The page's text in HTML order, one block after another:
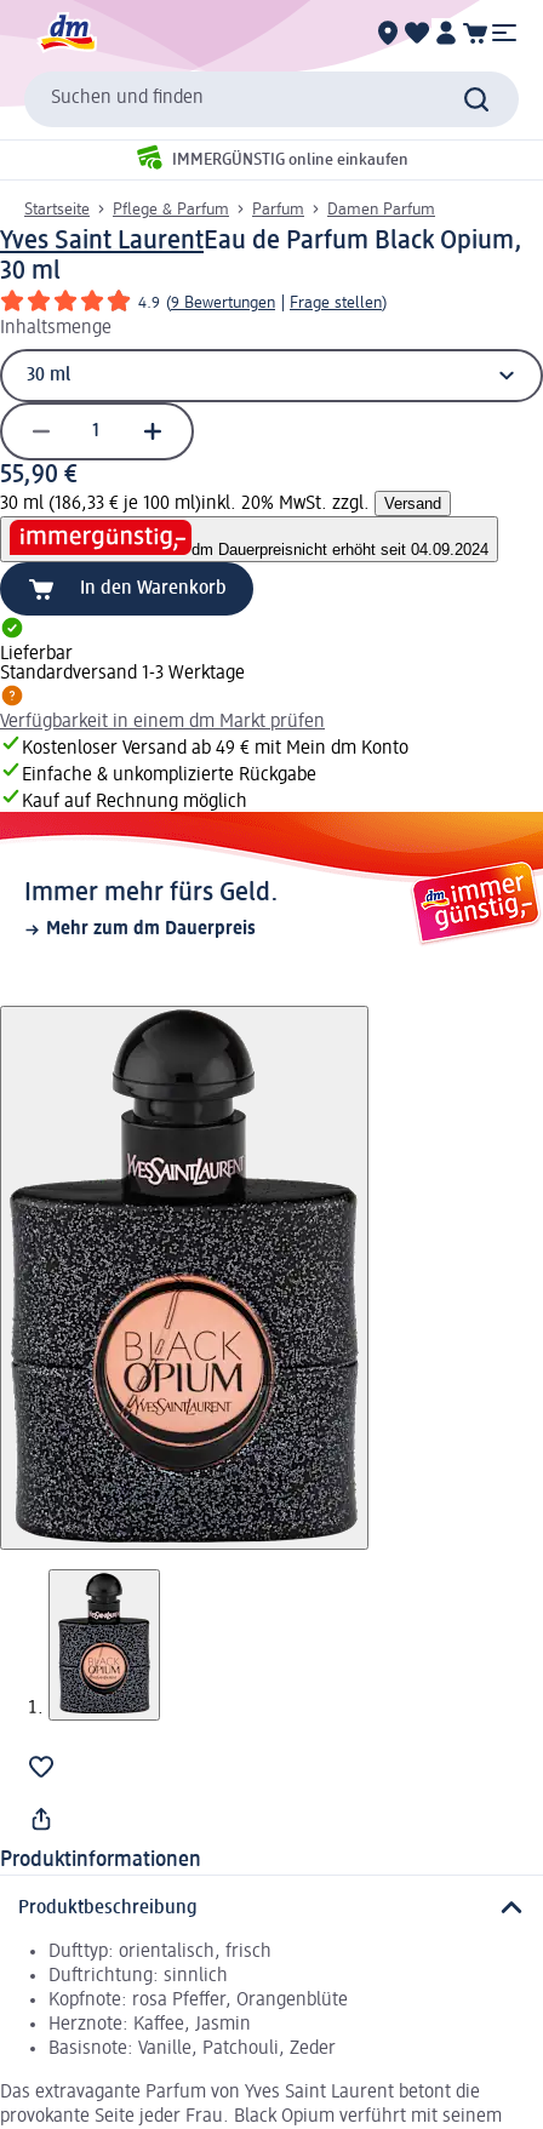
Suchen und finden
IMMERGÜNSTIG online einkaufen
Startseite Pflege & Parfum Parfum Damen Parfum
Yves Saint LaurentEau de Parfum Black Opium,
30 ml
4.9 (9 Bewertungen Frage stellen)
Inhaltsmenge
55,90 €
30 ml (186,33 € je 100 ml)inkl. 20% MwSt. zzgl. Versand
dm Dauerpreisnicht erhöht seit 04.09.2024
In den Warenkorb
Lieferbar
Standardversand 1-3 Werktage
Verfügbarkeit in einem dm Markt prüfen
Kostenloser Versand ab 49 € mit Mein dm Konto
Einfache & unkomplizierte Rückgabe
Kauf auf Rechnung möglich
Immer mehr fürs Geld.
Mehr zum dm Dauerpreis
Produktinformationen
Produktbeschreibung
Dufttyp: orientalisch, frisch
Duftrichtung: sinnlich
Kopfnote: rosa Pfeffer, Orangenblüte
Herznote: Kaffee, Jasmin
Basisnote: Vanille, Patchouli, Zeder
Das extravagante Parfum von Yves Saint Laurent betont die
provokante Seite jeder Frau. Black Opium verführt mit seinem